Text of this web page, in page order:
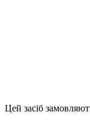
Цей засіб